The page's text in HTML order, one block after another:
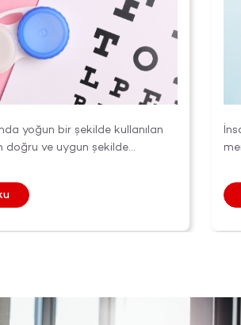
yoğun bir şekilde kullanılan
doğru ve uygun şekilde